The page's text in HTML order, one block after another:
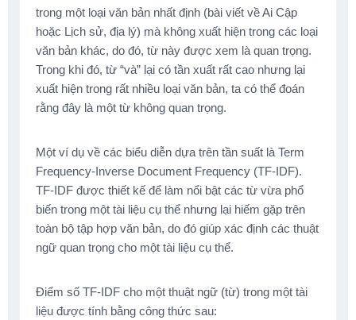
trong một loại văn bản nhất định (bài viết về Ai Cập
hoặc Lịch sử, địa lý) mà không xuất hiện trong các loại
văn bản khác, do đó, từ này được xem là quan trọng.
Trong khi đó, từ “và” lại có tần xuất rất cao nhưng lại
xuất hiện trong rất nhiều loại văn bản, ta có thể đoán
rằng đây là một từ không quan trọng.
Một ví dụ về các biểu diễn dựa trên tần suất là Term
Frequency-Inverse Document Frequency (TF-IDF).
TF-IDF được thiết kế để làm nổi bật các từ vừa phổ
biến trong một tài liệu cụ thể nhưng lại hiếm gặp trên
toàn bộ tập hợp văn bản, do đó giúp xác định các thuật
ngữ quan trọng cho một tài liệu cụ thể.
Điểm số TF-IDF cho một thuật ngữ (từ) trong một tài
liệu được tính bằng công thức sau: